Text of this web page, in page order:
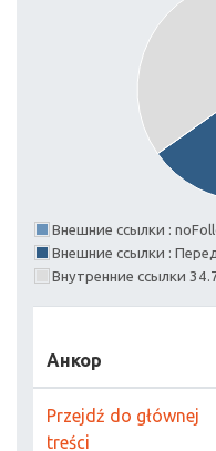
Внешние ссылки :
Внешние ссылки :
Внутренние ссылки
Анкор
Przejdź do głównej
treści